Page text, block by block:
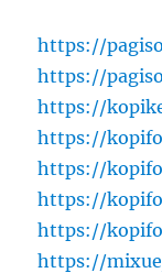
https://
https://
https://
https://
https://
https://
https://
https://